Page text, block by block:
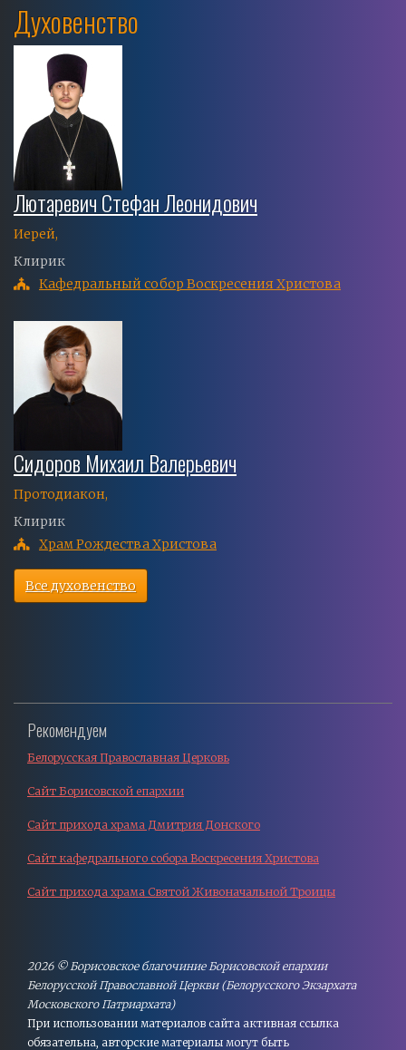
Духовенство
Лютаревич Стефан Леонидович
Иерей,
Клирик
Кафедральный собор Воскресения Христова
Сидоров Михаил Валерьевич
Протодиакон,
Клирик
Храм Рождества Христова
Все духовенство
Рекомендуем
Белорусская Православная Церковь
Сайт Борисовской епархии
Сайт прихода храма Дмитрия Донского
Сайт кафедрального собора Воскресения Христова
Сайт прихода храма Святой Живоначальной Троицы
2026 © Борисовское благочиние Борисовской епархии
Белорусской Православной Церкви (Белорусского Экзархата
Московского Патриархата)
При использовании материалов сайта активная cсылка
обязательна, авторские материалы могут быть